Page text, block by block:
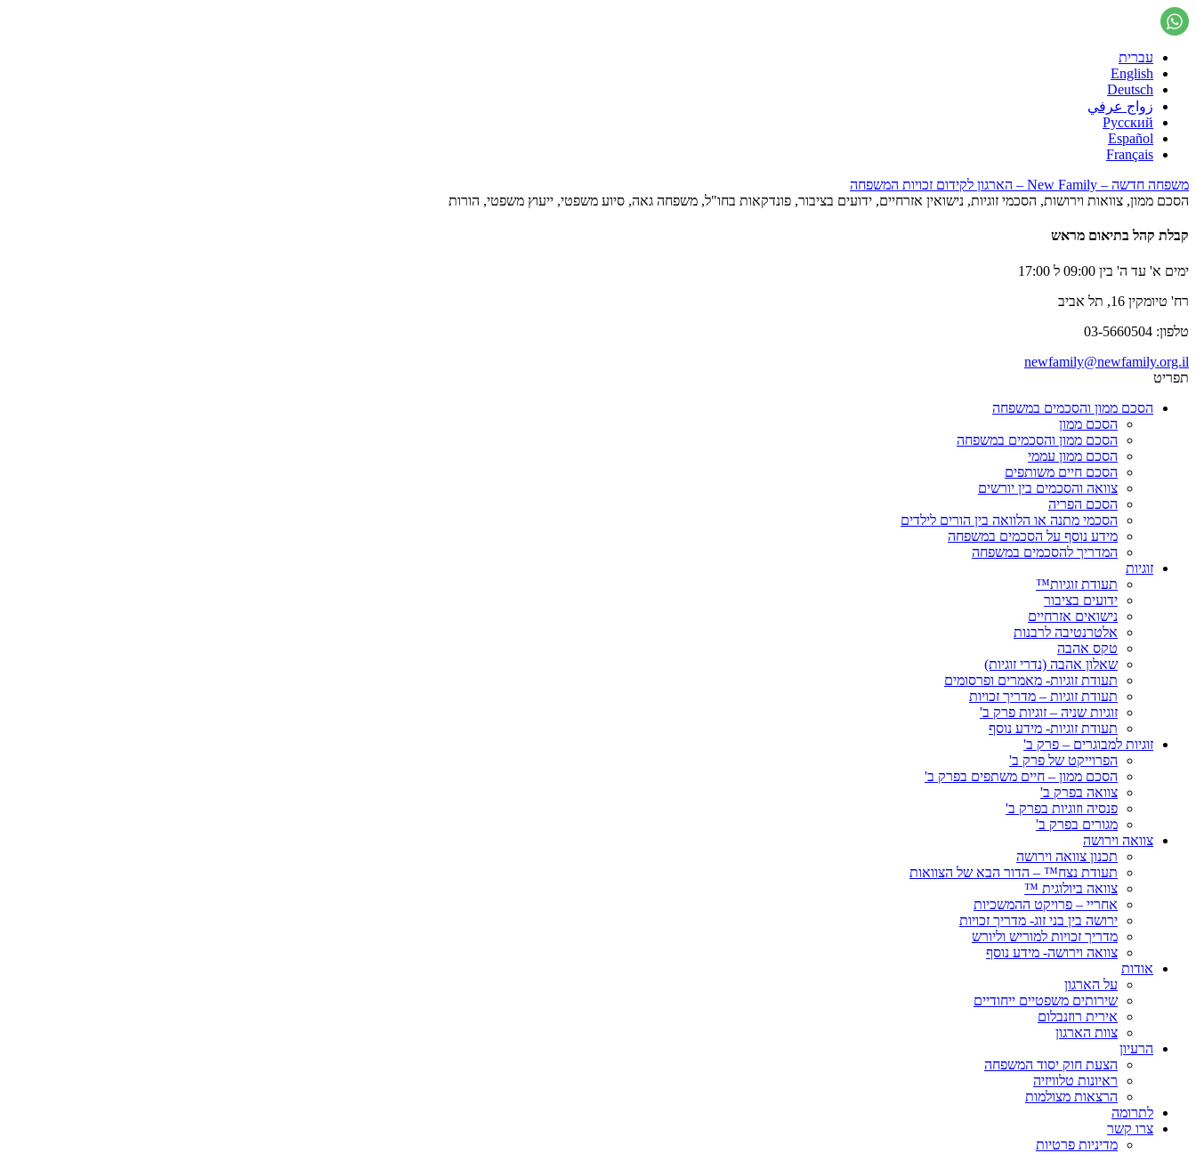
עברית
English
Deutsch
زواج عرفي
Русский
Español
Français
משפחה חדשה – New Family – הארגון לקידום זכויות המשפחה
הסכם ממון, צוואות וירושות, הסכמי זוגיות, נישואין אזרחיים, ידועים בציבור, פונדקאות בחו"ל, משפחה גאה, סיוע משפטי, ייעוץ משפטי, הורות
קבלת קהל בתיאום מראש
ימים א' עד ה' בין 09:00 ל 17:00
רח' טיומקין 16, תל אביב
טלפון: 03-5660504
newfamily@newfamily.org.il
תפריט
הסכם ממון והסכמים במשפחה
הסכם ממון
הסכם ממון והסכמים במשפחה
הסכם ממון עממי
הסכם חיים משותפים
צוואה והסכמים בין יורשים
הסכם הפריה
הסכמי מתנה או הלוואה בין הורים לילדים
מידע נוסף על הסכמים במשפחה
המדריך להסכמים במשפחה
זוגיות
תעודת זוגיות™
ידועים בציבור
נישואים אזרחיים
אלטרנטיבה לרבנות
טקס אהבה
שאלון אהבה (נדרי זוגיות)
תעודת זוגיות- מאמרים ופרסומים
תעודת זוגיות – מדריך זכויות
זוגיות שניה – זוגיות פרק ב'
תעודת זוגיות- מידע נוסף
זוגיות למבוגרים – פרק ב'
הפרוייקט של פרק ב'
הסכם ממון – חיים משתפים בפרק ב'
צוואה בפרק ב'
פנסיה וזוגיות בפרק ב'
מגורים בפרק ב'
צוואה וירושה
תכנון צוואה וירושה
תעודת נצח™ – הדור הבא של הצוואות
צוואה ביולוגית ™
אחריי – פרויקט ההמשכיות
ירושה בין בני זוג- מדריך זכויות
מדריך זכויות למוריש וליורש
צוואה וירושה- מידע נוסף
אודות
על הארגון
שירותים משפטיים ייחודיים
אירית רוזנבלום
צוות הארגון
הרעיון
הצעת חוק יסוד המשפחה
ראיונות טלוויזיה
הרצאות מצולמות
לתרומה
צרו קשר
מדיניות פרטיות